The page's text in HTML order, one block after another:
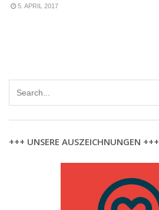
5. APRIL 2017
+++ UNSERE AUSZEICHNUNGEN +++